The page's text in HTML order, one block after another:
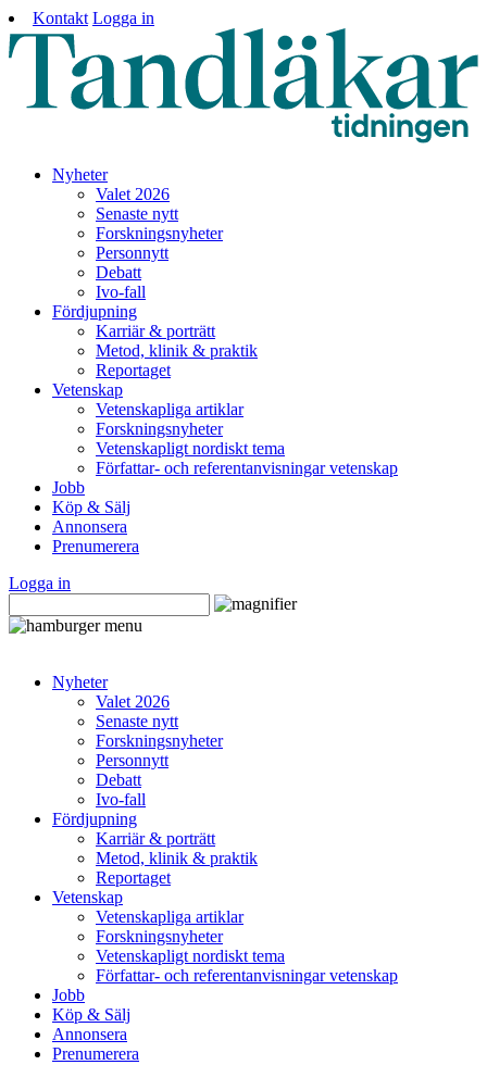
Kontakt Logga in
Nyheter
Valet 2026
Senaste nytt
Forskningsnyheter
Personnytt
Debatt
Ivo-fall
Fördjupning
Karriär & porträtt
Metod, klinik & praktik
Reportaget
Vetenskap
Vetenskapliga artiklar
Forskningsnyheter
Vetenskapligt nordiskt tema
Författar- och referentanvisningar vetenskap
Jobb
Köp & Sälj
Annonsera
Prenumerera
Logga in
Nyheter
Valet 2026
Senaste nytt
Forskningsnyheter
Personnytt
Debatt
Ivo-fall
Fördjupning
Karriär & porträtt
Metod, klinik & praktik
Reportaget
Vetenskap
Vetenskapliga artiklar
Forskningsnyheter
Vetenskapligt nordiskt tema
Författar- och referentanvisningar vetenskap
Jobb
Köp & Sälj
Annonsera
Prenumerera